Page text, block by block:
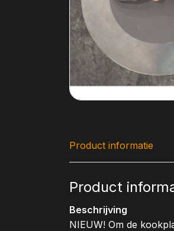
Product informatie
Product
Beschrijving
NIEUW! Om de